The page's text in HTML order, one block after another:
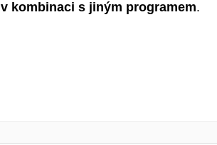
v kombinaci s jiným programem.